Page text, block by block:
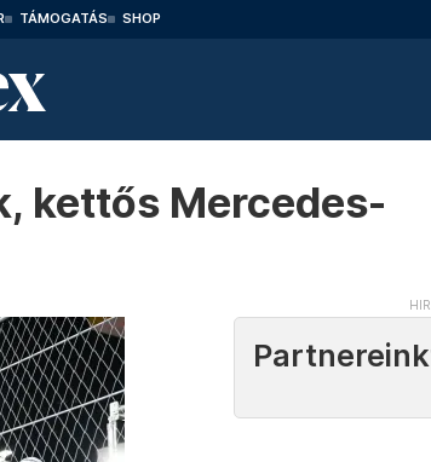
TÁMOGATÁS SHOP
kettős Mercedes-